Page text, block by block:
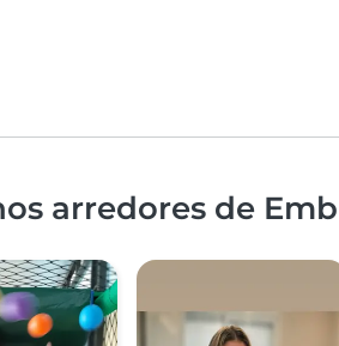
arredores de